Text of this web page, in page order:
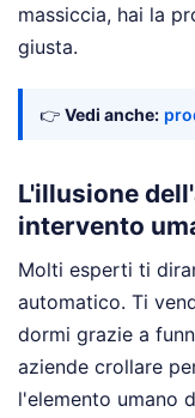
massiccia, hai la
giusta.
👉 Vedi anche:
L'illusione
intervento
Molti esperti ti
automatico. Ti
dormi grazie a
aziende crollare
l'elemento umano